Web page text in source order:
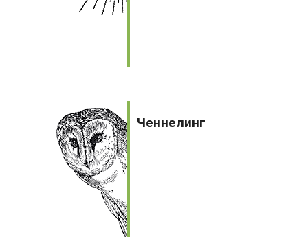
Ченнелинг